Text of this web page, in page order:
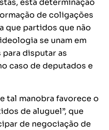
esta determinação
de coligações
que partidos que não
se unam em
para disputar as
caso de deputados e
tal manobra favorece o
de aluguel”, que
de negociação de